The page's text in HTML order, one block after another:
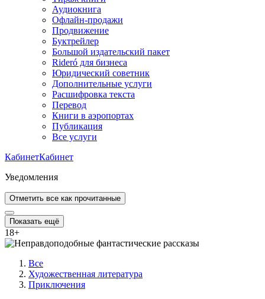
Аудиокнига
Офлайн-продажи
Продвижение
Буктрейлер
Большой издательский пакет
Rideró для бизнеса
Юридический советник
Дополнительные услуги
Расшифровка текста
Перевод
Книги в аэропортах
Публикация
Все услуги
КабинетКабинет
Уведомления
Отметить все как прочитанные
Показать ещё
18+
Все
Художественная литература
Приключения